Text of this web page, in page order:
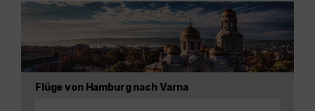
Flüge von Hamburg nach Varna